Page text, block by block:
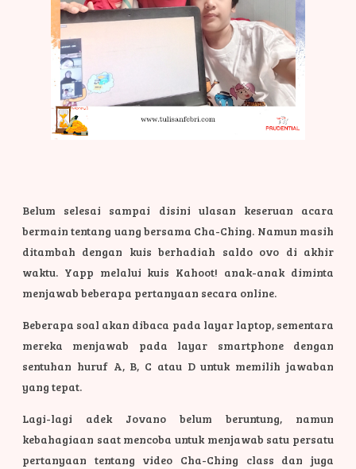
Belum selesai sampai disini ulasan keseruan acara
bermain tentang uang bersama Cha-Ching. Namun masih
ditambah dengan kuis berhadiah saldo ovo di akhir
waktu. Yapp melalui kuis Kahoot! anak-anak diminta
menjawab beberapa pertanyaan secara online.
Beberapa soal akan dibaca pada layar laptop, sementara
mereka menjawab pada layar smartphone dengan
sentuhan huruf A, B, C atau D untuk memilih jawaban
yang tepat.
Lagi-lagi adek Jovano belum beruntung, namun
kebahagiaan saat mencoba untuk menjawab satu persatu
pertanyaan tentang video Cha-Ching class dan juga